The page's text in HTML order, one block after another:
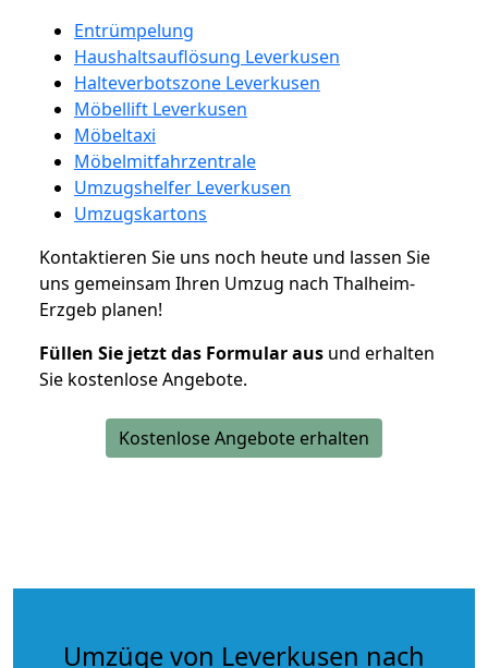
Entrümpelung
Haushaltsauflösung Leverkusen
Halteverbotszone Leverkusen
Möbellift Leverkusen
Möbeltaxi
Möbelmitfahrzentrale
Umzugshelfer Leverkusen
Umzugskartons
Kontaktieren Sie uns noch heute und lassen Sie
uns gemeinsam Ihren Umzug nach Thalheim-
Erzgeb planen!
Füllen Sie jetzt das Formular aus und erhalten
Sie kostenlose Angebote.
Kostenlose Angebote erhalten
Umzüge von Leverkusen nach